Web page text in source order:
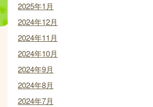
2025年1月
2024年12月
2024年11月
2024年10月
2024年9月
2024年8月
2024年7月